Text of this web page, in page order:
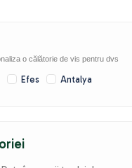
o călătorie de vis pentru dvs
Efes Antalya